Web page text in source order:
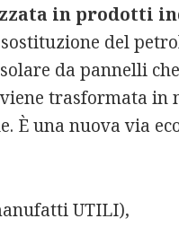
in prodotti
del
da pannelli
trasformata in
È una nuova via
UTILI),